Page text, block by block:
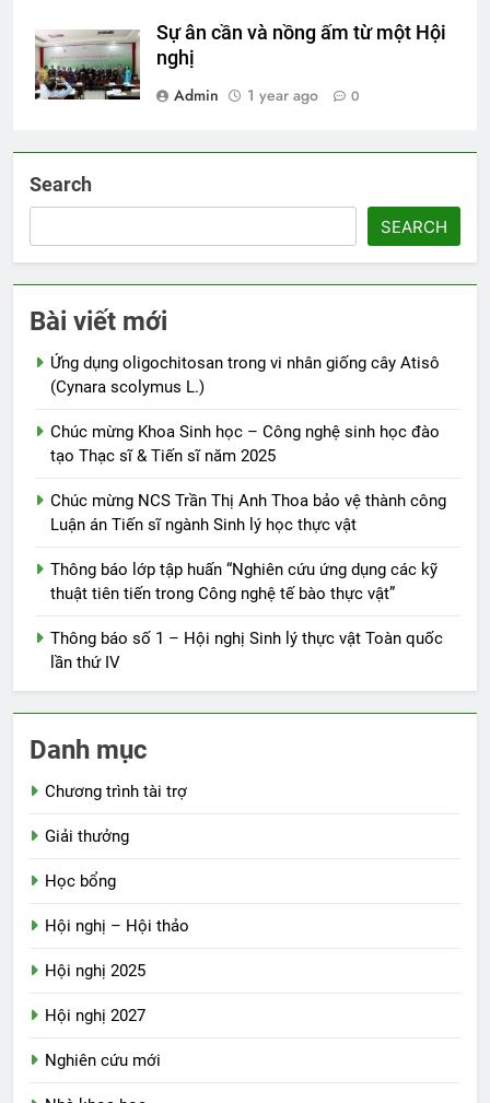
Sự ân cần và nồng ấm từ một Hội
nghị
Admin
1 year ago 0
Search
SEARCH
Bài viết mới
Ứng dụng oligochitosan trong vi nhân giống cây Atisô
(Cynara scolymus L.)
Chúc mừng Khoa Sinh học – Công nghệ sinh học đào
tạo Thạc sĩ & Tiến sĩ năm 2025
Chúc mừng NCS Trần Thị Anh Thoa bảo vệ thành công
Luận án Tiến sĩ ngành Sinh lý học thực vật
Thông báo lớp tập huấn “Nghiên cứu ứng dụng các kỹ
thuật tiên tiến trong Công nghệ tế bào thực vật”
Thông báo số 1 – Hội nghị Sinh lý thực vật Toàn quốc
lần thứ IV
Danh mục
Chương trình tài trợ
Giải thưởng
Học bổng
Hội nghị – Hội thảo
Hội nghị 2025
Hội nghị 2027
Nghiên cứu mới